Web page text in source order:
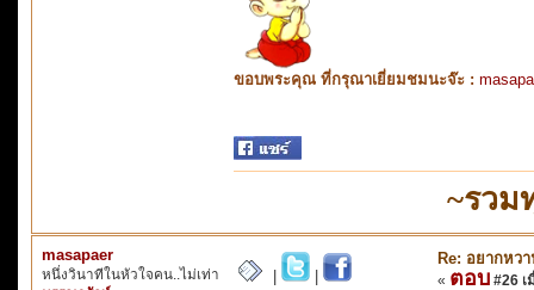
ขอบพระคุณ ที่กรุณาเยี่ยมชมนะจ๊ะ :
~รวม
masapaer
หนึ่งวินาทีในหัวใจคน..ไม่เท่า
Re: อยากหว
« ตอบ #26 เ